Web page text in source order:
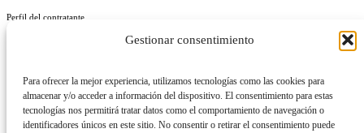
Gestionar consentimiento
Para ofrecer la mejor experiencia, utilizamos tecnologías como las cookies para
almacenar y/o acceder a información del dispositivo. El consentimiento para estas
tecnologías nos permitirá tratar datos como el comportamiento de navegación o
identificadores únicos en este sitio. No consentir o retirar el consentimiento puede
Perfil del contratante